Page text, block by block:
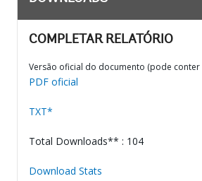
COMPLETAR RELATÓRIO
Versão oficial do documento (pode conter
PDF oficial
TXT*
Total Downloads** : 104
Download Stats